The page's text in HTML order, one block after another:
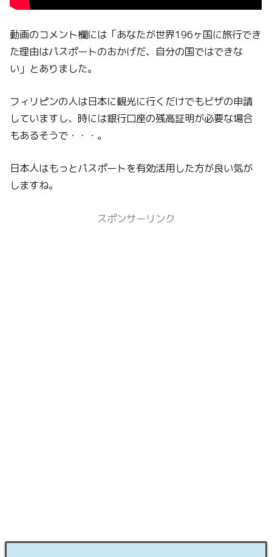
動画のコメント欄には「あなたが世界196ヶ国に旅行でき
た理由はパスポートのおかげだ、自分の国ではできな
い」とありました。
フィリピンの人は日本に観光に行くだけでもビザの申請
していますし、時には銀行口座の残高証明が必要な場合
もあるそうで・・・。
日本人はもっとパスポートを有効活用した方が良い気が
しますね。
スポンサーリンク